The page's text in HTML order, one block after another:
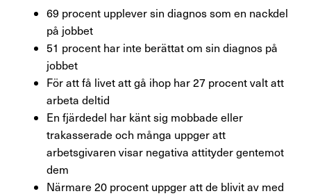
Uppsägning
69 procent upplever sin diagnos som en nackdel
på jobbet
51 procent har inte berättat om sin diagnos på
jobbet
För att få livet att gå ihop har 27 procent valt att
arbeta deltid
En fjärdedel har känt sig mobbade eller
trakasserade och många uppger att
arbetsgivaren visar negativa attityder gentemot
dem
Närmare 20 procent uppger att de blivit av med